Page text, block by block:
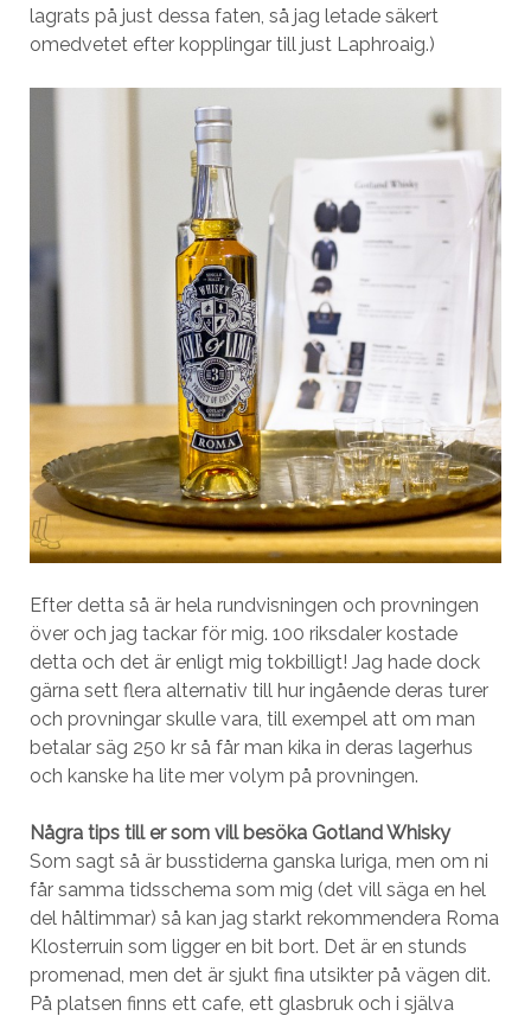
lagrats på just dessa faten, så jag letade säkert
omedvetet efter kopplingar till just Laphroaig.)
Efter detta så är hela rundvisningen och provningen
över och jag tackar för mig. 100 riksdaler kostade
detta och det är enligt mig tokbilligt! Jag hade dock
gärna sett flera alternativ till hur ingående deras turer
och provningar skulle vara, till exempel att om man
betalar säg 250 kr så får man kika in deras lagerhus
och kanske ha lite mer volym på provningen.
Några tips till er som vill besöka Gotland Whisky
Som sagt så är busstiderna ganska luriga, men om ni
får samma tidsschema som mig (det vill säga en hel
del håltimmar) så kan jag starkt rekommendera Roma
Klosterruin som ligger en bit bort. Det är en stunds
promenad, men det är sjukt fina utsikter på vägen dit.
På platsen finns ett cafe, ett glasbruk och i själva